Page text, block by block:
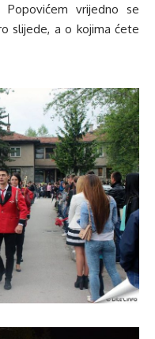
Popovićem vrijedno se
slijede, a o kojima ćete